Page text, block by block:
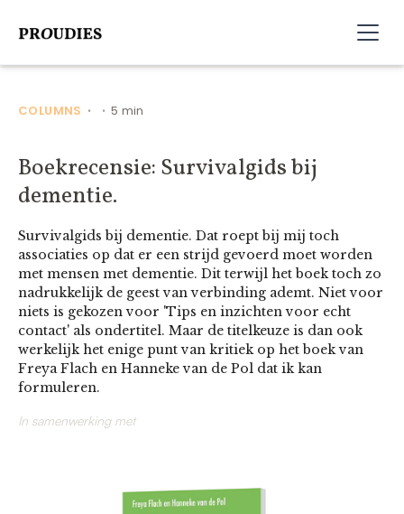
COLUMNS • • 5 min
Boekrecensie: Survivalgids bij
dementie.
Survivalgids bij dementie. Dat roept bij mij toch
associaties op dat er een strijd gevoerd moet worden
met mensen met dementie. Dit terwijl het boek toch zo
nadrukkelijk de geest van verbinding ademt. Niet voor
niets is gekozen voor 'Tips en inzichten voor echt
contact' als ondertitel. Maar de titelkeuze is dan ook
werkelijk het enige punt van kritiek op het boek van
Freya Flach en Hanneke van de Pol dat ik kan
formuleren.
In samenwerking met